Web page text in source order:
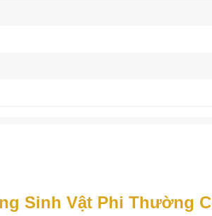
Sinh Vật Phi Thường